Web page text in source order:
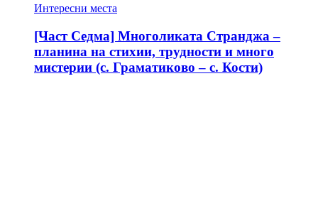
Интересни места
[Част Седма] Многоликата Странджа –
планина на стихии, трудности и много
мистерии (с. Граматиково – с. Кости)